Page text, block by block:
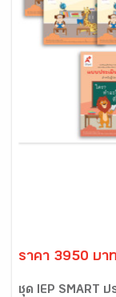
ราคา 3950 บาท
ชุด IEP SMART